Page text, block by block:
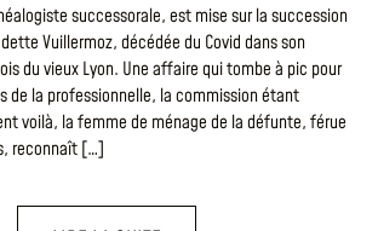
successorale, est mise sur la succession
Vuillermoz, décédée du Covid dans son
du vieux Lyon. Une affaire qui tombe à pic pour
de la professionnelle, la commission étant
voilà, la femme de ménage de la défunte, férue
reconnaît […]